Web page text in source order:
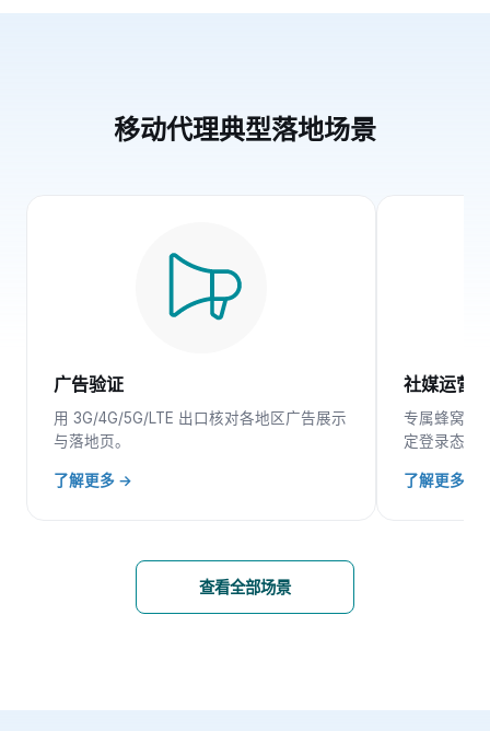
移动代理典型落地场景
广告验证
用 3G/4G/5G/LTE 出口核对各地区广告展示
与落地页。
了解更多 →
社媒运营
专属蜂窝 IP
定登录态。
了解更多 →
查看全部场景